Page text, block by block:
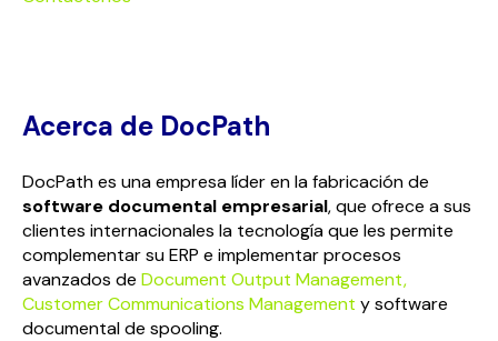
Acerca de DocPath
DocPath es una empresa líder en la fabricación de
software documental empresarial, que ofrece a sus
clientes internacionales la tecnología que les permite
complementar su ERP e implementar procesos
avanzados de Document Output Management,
Customer Communications Management y software
documental de spooling.